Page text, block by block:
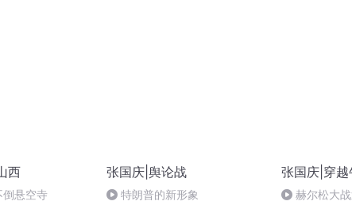
西
倒悬空寺
张国庆|舆论战
特朗普的新形象
张国庆|穿越
赫尔松大